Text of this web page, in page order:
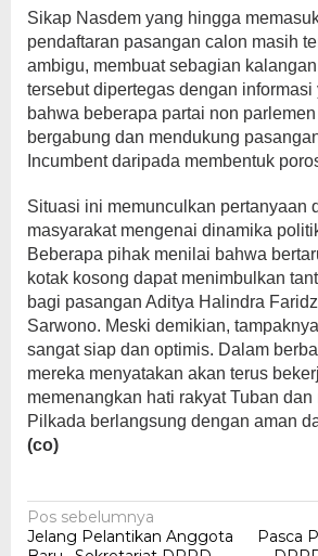
Sikap Nasdem yang hingga
pendaftaran pasangan calon masih
ambigu, membuat sebagian kalangan
tersebut dipertegas dengan informasi
bahwa beberapa partai non
bergabung dan mendukung
Incumbent daripada membentuk
Situasi ini memunculkan pertanyaan
masyarakat mengenai dinamika
Beberapa pihak menilai bahwa
kotak kosong dapat menimbulkan
bagi pasangan Aditya Halindra
Sarwono. Meski demikian,
sangat siap dan optimis. Dalam
mereka menyatakan akan terus
memenangkan hati rakyat Tuban dan
Pilkada berlangsung dengan aman
(co)
Navigasi
Pos sebelumnya
Jelang Pelantikan Anggota
Pasca